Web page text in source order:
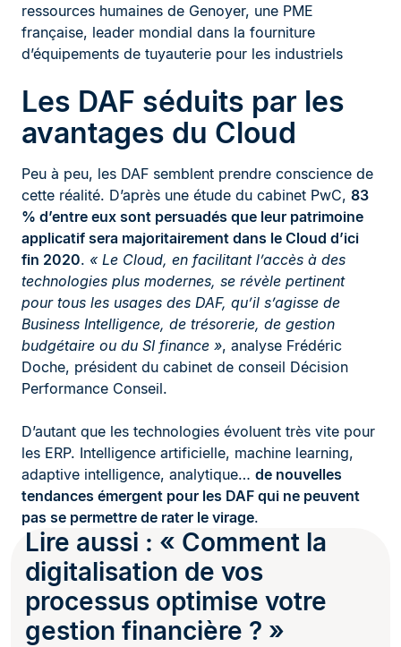
ressources humaines de Genoyer, une PME
française, leader mondial dans la fourniture
d’équipements de tuyauterie pour les industriels
Les DAF séduits par les
avantages du Cloud
Peu à peu, les DAF semblent prendre conscience de
cette réalité. D’après une étude du cabinet PwC, 83
% d’entre eux sont persuadés que leur patrimoine
applicatif sera majoritairement dans le Cloud d’ici
fin 2020. « Le Cloud, en facilitant l’accès à des
technologies plus modernes, se révèle pertinent
pour tous les usages des DAF, qu’il s’agisse de
Business Intelligence, de trésorerie, de gestion
budgétaire ou du SI finance », analyse Frédéric
Doche, président du cabinet de conseil Décision
Performance Conseil.
D’autant que les technologies évoluent très vite pour
les ERP. Intelligence artificielle, machine learning,
adaptive intelligence, analytique… de nouvelles
tendances émergent pour les DAF qui ne peuvent
pas se permettre de rater le virage.
Lire aussi : « Comment la
digitalisation de vos
processus optimise votre
gestion financière ? »